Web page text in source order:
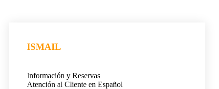
ISMAIL
Información y Reservas
Atención al Cliente en Español